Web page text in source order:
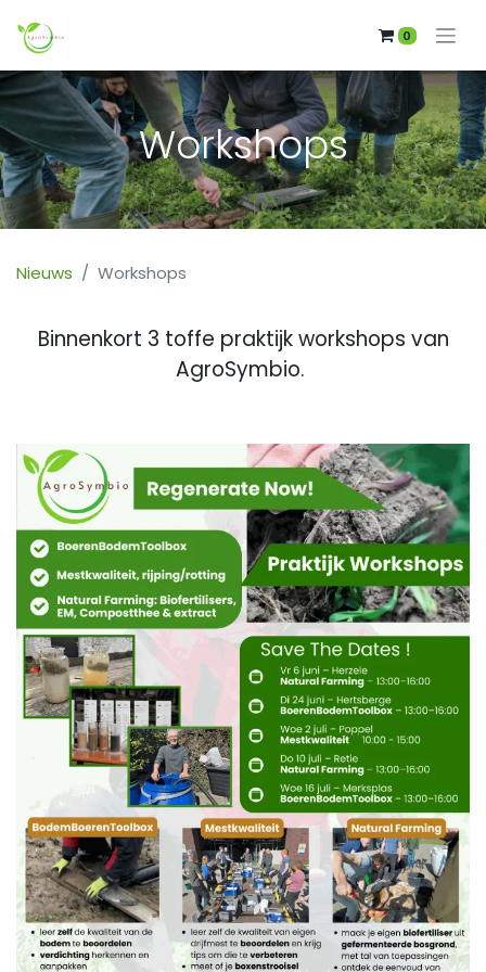
0
Workshops
Nieuws Workshops
Binnenkort 3 toffe praktijk workshops van
AgroSymbio.